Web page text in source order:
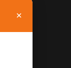
×